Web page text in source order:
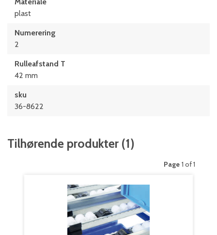
plast
Numerering
2
Rulleafstand T
42 mm
sku
36-8622
Tilhørende produkter (1)
Page 1 of 1